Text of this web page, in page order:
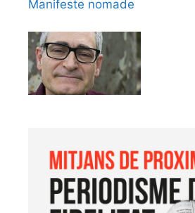
Manifeste nomade